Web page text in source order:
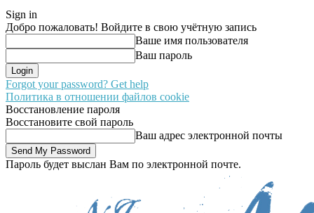
Sign in
Добро пожаловать! Войдите в свою учётную запись
Ваше имя пользователя
Ваш пароль
Forgot your password? Get help
Политика в отношении файлов cookie
Восстановление пароля
Восстановите свой пароль
Ваш адрес электронной почты
Пароль будет выслан Вам по электронной почте.